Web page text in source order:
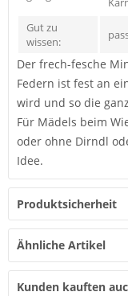
Gut zu
wissen:
Der frech-fesche
Federn ist fest an
wird und so die
Für Mädels beim
oder ohne Dirndl
Idee.
Produktsicherheit
Ähnliche Artikel
Kunden kauften